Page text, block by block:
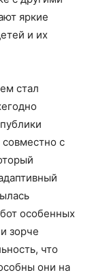
яркие
и их
стал
с
особенных
зорче
что
они на